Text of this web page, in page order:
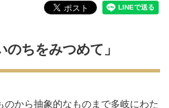
ちをみつめて」
から抽象的なものまで多岐にわた